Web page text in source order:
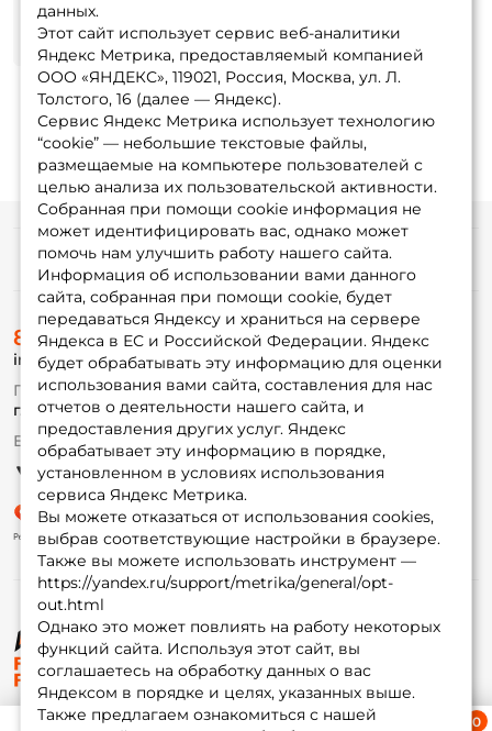
данных.
Этот сайт использует сервис веб-аналитики
Яндекс Метрика, предоставляемый компанией
ООО «ЯНДЕКС», 119021, Россия, Москва, ул. Л.
Толстого, 16 (далее — Яндекс).
Сервис Яндекс Метрика использует технологию
“cookie” — небольшие текстовые файлы,
размещаемые на компьютере пользователей с
целью анализа их пользовательской активности.
Собранная при помощи cookie информация не
может идентифицировать вас, однако может
помочь нам улучшить работу нашего сайта.
Информация об использовании вами данного
сайта, собранная при помощи cookie, будет
передаваться Яндексу и храниться на сервере
Яндекса в ЕС и Российской Федерации. Яндекс
будет обрабатывать эту информацию для оценки
использования вами сайта, составления для нас
отчетов о деятельности нашего сайта, и
предоставления других услуг. Яндекс
обрабатывает эту информацию в порядке,
установленном в условиях использования
сервиса Яндекс Метрика.
Вы можете отказаться от использования cookies,
выбрав соответствующие настройки в браузере.
Также вы можете использовать инструмент —
https://yandex.ru/support/metrika/general/opt-
out.html
Однако это может повлиять на работу некоторых
функций сайта. Используя этот сайт, вы
соглашаетесь на обработку данных о вас
Яндексом в порядке и целях, указанных выше.
Также предлагаем ознакомиться с нашей
© ФоксФишинг, 2009-2026
Информация
О магазине
Доставка
Оплата
Fox-bonus
Гуру
Партнерская программа
8 (495) 532-77-88
info@foxfishing.ru
По вопросам с заказом
г. Москва, ул. Плеханова д.7
Ежедневно 10:00 до 20:00